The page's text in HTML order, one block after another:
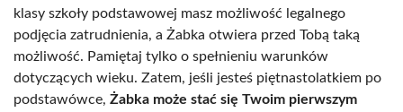
klasy szkoły podstawowej masz możliwość legalnego
podjęcia zatrudnienia, a Żabka otwiera przed Tobą taką
możliwość. Pamiętaj tylko o spełnieniu warunków
dotyczących wieku. Zatem, jeśli jesteś piętnastolatkiem po
podstawówce, Żabka może stać się Twoim pierwszym